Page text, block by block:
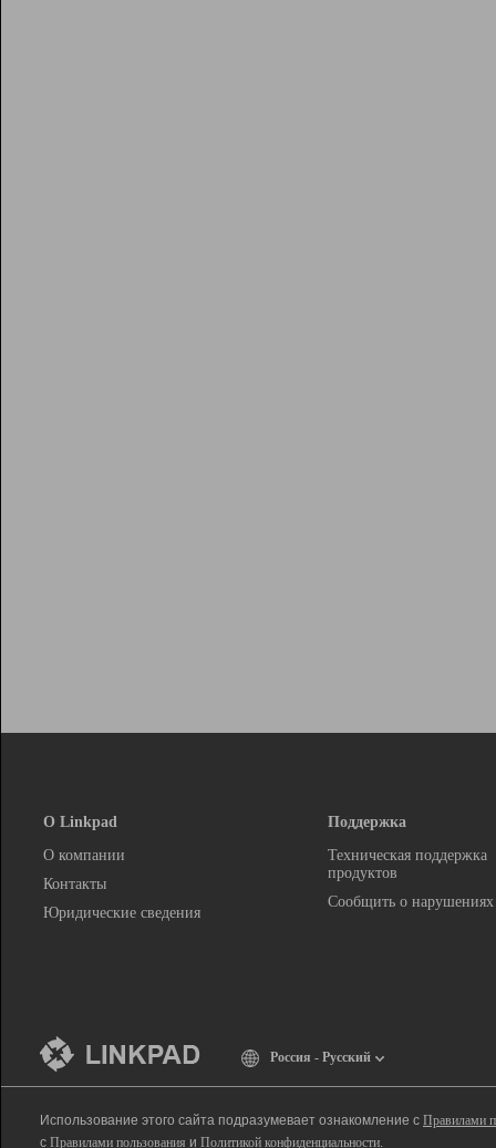
О Linkpad
О компании
Контакты
Юридические сведения
Поддержка
Техническая поддержка
продуктов
Сообщить о нарушениях
Россия - Русский
Использование этого сайта подразумевает ознакомление с Правилами
с Правилами пользования и Политикой конфиденциальности.